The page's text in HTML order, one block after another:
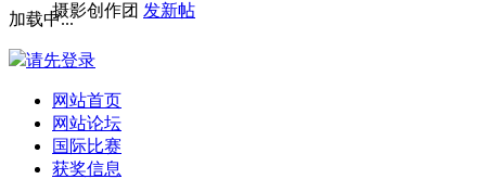
加载中...
请先登录
网站首页
网站论坛
国际比赛
获奖信息
摄影创作团 发新帖